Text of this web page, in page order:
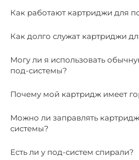
Как работают картриджи для
Как долго служат картриджи
Могу ли я использовать
под-системы?
Почему мой картридж имеет
Можно ли заправлять
системы?
Есть ли у под-систем спирали?